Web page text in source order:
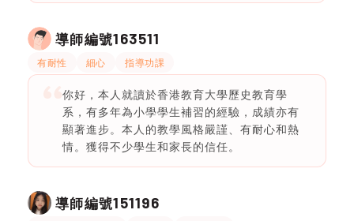
導師編號163511
有耐性 細心 指導功課
你好，本人就讀於香港教育大學歷史教育學
系，有多年為小學學生補習的經驗，成績亦有
顯著進步。本人的教學風格嚴謹、有耐心和熱
情。獲得不少學生和家長的信任。
導師編號151196